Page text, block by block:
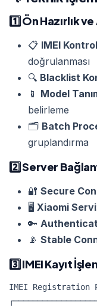
1️⃣Ön Hazırlık
📋 IMEI
doğrulanması
🔍 Blacklist
📱 Model
belirleme
🗂️ Batch
gruplandırma
2️⃣Server
🔐 Secure
🖥️ Xiaomi
🔑
📡 Stable
3️⃣IMEI Kayıt
IMEI Registration